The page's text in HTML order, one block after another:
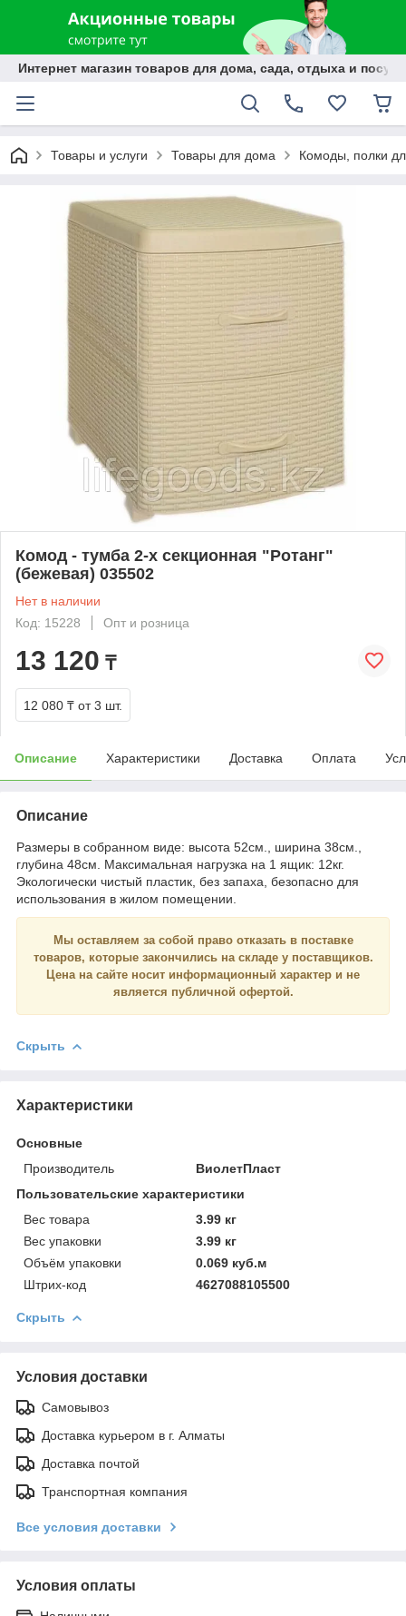
Интернет магазин товаров для дома, сада, отдыха и
Товары и услуги Товары для дома Комоды, полки
Комод - тумба 2-х секционная "Ротанг"
(бежевая) 035502
Нет в наличии
Код: 15228
Опт и розница
13 120 ₸
12 080 ₸ от 3 шт.
Описание Характеристики Доставка Оплата
Описание
Размеры в собранном виде: высота 52см., ширина 38см.,
глубина 48см. Максимальная нагрузка на 1 ящик: 12кг.
Экологически чистый пластик, без запаха, безопасно для
использования в жилом помещении.
Мы оставляем за собой право отказать в поставке
товаров, которые закончились на складе у поставщиков.
Цена на сайте носит информационный характер и не
является публичной офертой.
Скрыть
Характеристики
Основные
Производитель
ВиолетПласт
Пользовательские характеристики
Вес товара
3.99 кг
Вес упаковки
3.99 кг
Объём упаковки
0.069 куб.м
Штрих-код
4627088105500
Скрыть
Условия доставки
Самовывоз
Доставка курьером в г. Алматы
Доставка почтой
Транспортная компания
Все условия доставки
Условия оплаты